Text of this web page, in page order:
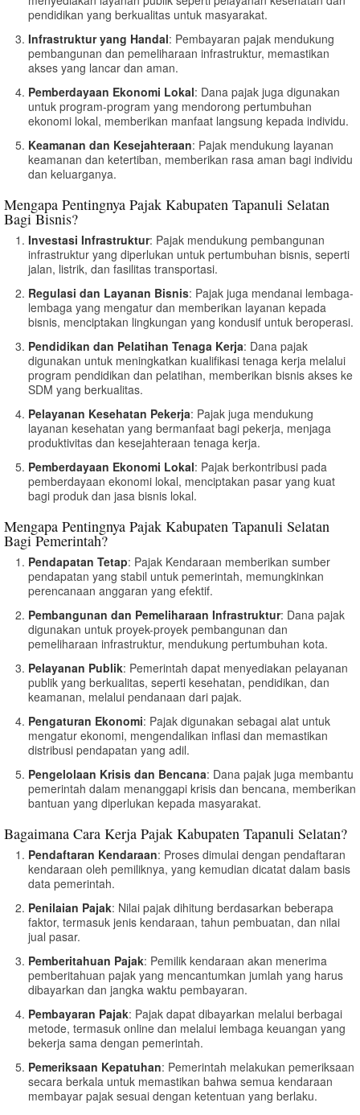
pendidikan yang berkualitas untuk masyarakat.
Infrastruktur yang Handal: Pembayaran pajak mendukung
pembangunan dan pemeliharaan infrastruktur, memastikan
akses yang lancar dan aman.
Pemberdayaan Ekonomi Lokal: Dana pajak juga digunakan
untuk program-program yang mendorong pertumbuhan
ekonomi lokal, memberikan manfaat langsung kepada individu.
Keamanan dan Kesejahteraan: Pajak mendukung layanan
keamanan dan ketertiban, memberikan rasa aman bagi individu
dan keluarganya.
Mengapa Pentingnya Pajak Kabupaten Tapanuli Selatan
Bagi Bisnis?
Investasi Infrastruktur: Pajak mendukung pembangunan
infrastruktur yang diperlukan untuk pertumbuhan bisnis, seperti
jalan, listrik, dan fasilitas transportasi.
Regulasi dan Layanan Bisnis: Pajak juga mendanai lembaga-
lembaga yang mengatur dan memberikan layanan kepada
bisnis, menciptakan lingkungan yang kondusif untuk beroperasi.
Pendidikan dan Pelatihan Tenaga Kerja: Dana pajak
digunakan untuk meningkatkan kualifikasi tenaga kerja melalui
program pendidikan dan pelatihan, memberikan bisnis akses ke
SDM yang berkualitas.
Pelayanan Kesehatan Pekerja: Pajak juga mendukung
layanan kesehatan yang bermanfaat bagi pekerja, menjaga
produktivitas dan kesejahteraan tenaga kerja.
Pemberdayaan Ekonomi Lokal: Pajak berkontribusi pada
pemberdayaan ekonomi lokal, menciptakan pasar yang kuat
bagi produk dan jasa bisnis lokal.
Mengapa Pentingnya Pajak Kabupaten Tapanuli Selatan
Bagi Pemerintah?
Pendapatan Tetap: Pajak Kendaraan memberikan sumber
pendapatan yang stabil untuk pemerintah, memungkinkan
perencanaan anggaran yang efektif.
Pembangunan dan Pemeliharaan Infrastruktur: Dana pajak
digunakan untuk proyek-proyek pembangunan dan
pemeliharaan infrastruktur, mendukung pertumbuhan kota.
Pelayanan Publik: Pemerintah dapat menyediakan pelayanan
publik yang berkualitas, seperti kesehatan, pendidikan, dan
keamanan, melalui pendanaan dari pajak.
Pengaturan Ekonomi: Pajak digunakan sebagai alat untuk
mengatur ekonomi, mengendalikan inflasi dan memastikan
distribusi pendapatan yang adil.
Pengelolaan Krisis dan Bencana: Dana pajak juga membantu
pemerintah dalam menanggapi krisis dan bencana, memberikan
bantuan yang diperlukan kepada masyarakat.
Bagaimana Cara Kerja Pajak Kabupaten Tapanuli Selatan?
Pendaftaran Kendaraan: Proses dimulai dengan pendaftaran
kendaraan oleh pemiliknya, yang kemudian dicatat dalam basis
data pemerintah.
Penilaian Pajak: Nilai pajak dihitung berdasarkan beberapa
faktor, termasuk jenis kendaraan, tahun pembuatan, dan nilai
jual pasar.
Pemberitahuan Pajak: Pemilik kendaraan akan menerima
pemberitahuan pajak yang mencantumkan jumlah yang harus
dibayarkan dan jangka waktu pembayaran.
Pembayaran Pajak: Pajak dapat dibayarkan melalui berbagai
metode, termasuk online dan melalui lembaga keuangan yang
bekerja sama dengan pemerintah.
Pemeriksaan Kepatuhan: Pemerintah melakukan pemeriksaan
secara berkala untuk memastikan bahwa semua kendaraan
membayar pajak sesuai dengan ketentuan yang berlaku.